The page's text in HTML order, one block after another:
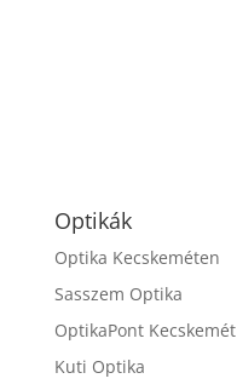
Optikák
Optika Kecskeméten
Sasszem Optika
OptikaPont Kecskemét
Kuti Optika